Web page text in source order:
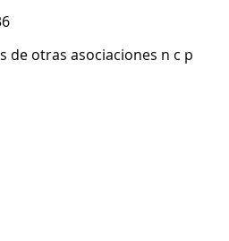
de otras asociaciones n c p